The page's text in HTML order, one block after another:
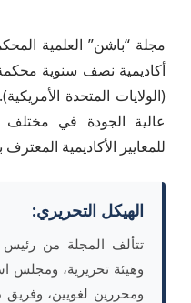
مجلة “باشن” العلمية
أكاديمية نصف سنوية
(الولايات المتحدة
عالية الجودة في مختلف
للمعايير الأكاديمية
الهيكل التحريري:
تتألف المجلة من رئيس
وهيئة تحريرية، ومجلس
ومحررين لغويين،